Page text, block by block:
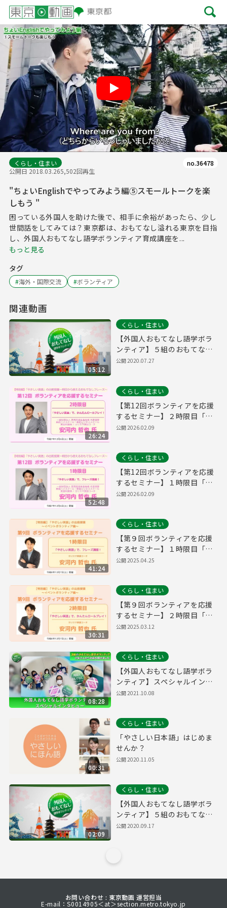
Play
くらし・住まい
公開日 2018.03.265,502回再生
no.36478
"ちょいEnglishでやってみよう編⑤スモールトークを楽
しもう "
困っている外国人を助けた後で、相手に余裕があったら、少し
世間話をしてみては？東京都は、おもてなし溢れる東京を目指
し、外国人おもてなし語学ボランティア育成講座を...
もっと見る
タグ
#海外・国際交流 #ボランティア
関連動画
05:12
くらし・住まい
【外国人おもてなし語学ボラ
ンティア】５組のおもてなし
活動（まとめ編）
公開2020.07.27
26:24
くらし・住まい
【第12回ボランティアを応援
するセミナー】２時限目「や
さしい英語」で、かんたんロ
公開2026.02.09
52:48
くらし・住まい
【第12回ボランティアを応援
するセミナー】１時限目「や
さしい英語」で、フレーズ講
公開2026.02.09
41:24
くらし・住まい
【第９回ボランティアを応援
するセミナー】１時限目「や
さしい英語」で、フレーズ講
公開2025.04.25
30:31
くらし・住まい
【第９回ボランティアを応援
するセミナー】２時限目「や
さしい英語」で、かんたんロ
公開2025.03.12
08:28
くらし・住まい
【外国人おもてなし語学ボラ
ンティア】スペシャルインタ
ビュー
公開2021.10.08
00:31
くらし・住まい
「やさしい日本語」はじめま
せんか？
公開2020.11.05
02:09
くらし・住まい
【外国人おもてなし語学ボラ
ンティア】５組のおもてなし
活動まとめ編（short ver.）
公開2020.09.17
お問い合わせ : 東京動画 運営担当
E-mail：S0014905＜at＞section.metro.tokyo.jp